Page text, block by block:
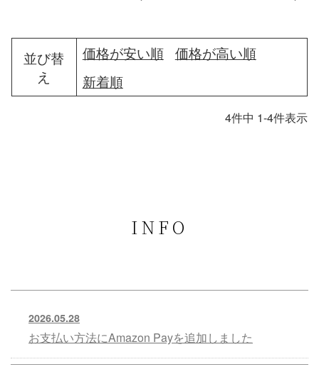
並び替
え
価格が安い順
価格が高い順
新着順
4件中 1-4件表示
INFO
2026.05.28
お支払い方法にAmazon Payを追加しました